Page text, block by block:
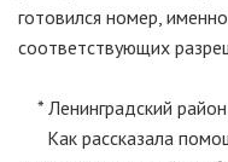
готовился номер,
соответствующих
* Ленинградский район
Как рассказала